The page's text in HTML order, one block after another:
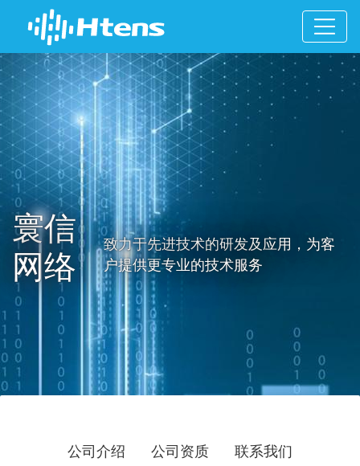
寰信
网络
致力于先进技术的研发及应用，为客
户提供更专业的技术服务
公司介绍 公司资质 联系我们